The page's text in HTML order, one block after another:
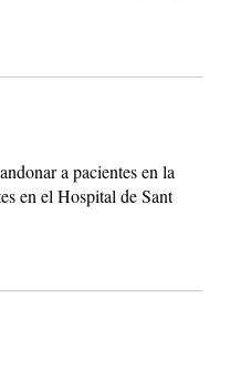
a pacientes en la
en el Hospital de Sant